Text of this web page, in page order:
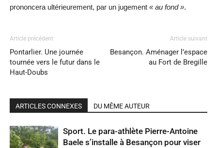
prononcera ultérieurement, par un jugement « au fond ».
Article précédent
Pontarlier. Une journée
tournée vers le futur dans le
Haut-Doubs
Article suivant
Besançon. Aménager l’espace
au Fort de Bregille
ARTICLES CONNEXES DU MÊME AUTEUR
Sport. Le para-athlète Pierre-Antoine
Baele s’installe à Besançon pour viser